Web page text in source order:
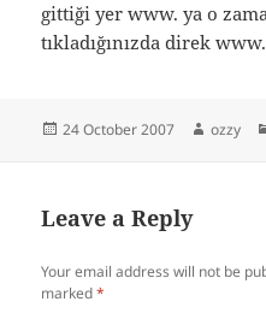
gittiği yer www. ya o
tıkladığınızda direk
Posted
24 October 2007 Author
ozzy
Leave a Reply
Your email address will not be
marked*